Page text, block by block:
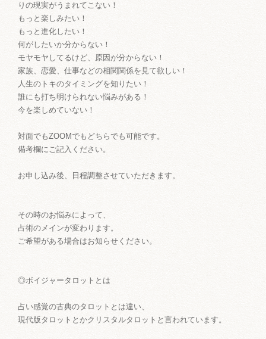
りの現実がうまれてこない！
もっと楽しみたい！
もっと進化したい！
何がしたいか分からない！
モヤモヤしてるけど、原因が分からない！
家族、恋愛、仕事などの相関関係を見て欲しい！
人生のトキのタイミングを知りたい！
誰にも打ち明けられない悩みがある！
今を楽しめていない！
対面でもZOOMでもどちらでも可能です。
備考欄にご記入ください。
お申し込み後、日程調整させていただきます。
その時のお悩みによって、
占術のメインが変わります。
ご希望がある場合はお知らせください。
◎ボイジャータロットとは
占い感覚の古典のタロットとは違い、
現代版タロットとかクリスタルタロットと言われています。